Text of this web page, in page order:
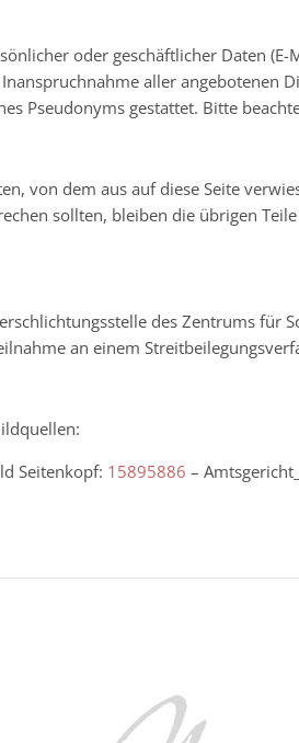
oder geschäftlicher Daten
aller angebotenen
Pseudonyms gestattet. Bitte
von dem aus auf diese Seite
sollten, bleiben die übrigen
des Zentrums für
an einem
Seitenkopf: 15895886 –